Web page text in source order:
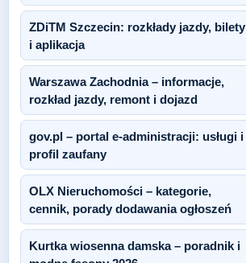
ZDiTM Szczecin: rozkłady jazdy, bilety
i aplikacja
Warszawa Zachodnia – informacje,
rozkład jazdy, remont i dojazd
gov.pl – portal e-administracji: usługi i
profil zaufany
OLX Nieruchomości – kategorie,
cennik, porady dodawania ogłoszeń
Kurtka wiosenna damska – poradnik i